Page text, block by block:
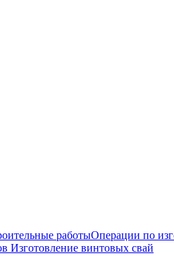
работыОперации по
Изготовление винтовых свай